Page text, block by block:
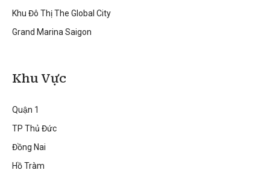
Khu Đô Thị The Global City
Grand Marina Saigon
Khu Vực
Quận 1
TP Thủ Đức
Đồng Nai
Hồ Tràm